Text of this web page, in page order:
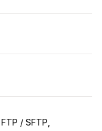
FTP / SFTP